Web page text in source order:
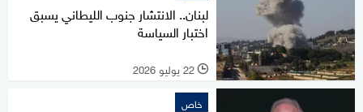
لبنان.. الانتشار جنوب الليطاني يسبق
اختبار السياسة
l 22 يوليو 2026
خاص